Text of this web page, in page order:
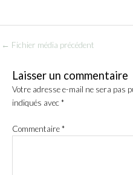
← Fichier média précédent
Laisser un commentaire
Votre adresse e-mail ne sera pas
indiqués avec*
Commentaire*